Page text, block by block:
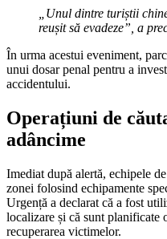
„Unul dintre turiștii
reușit să evadeze”, a
În urma acestui eveniment,
unui dosar penal pentru a
accidentului.
Operațiuni de
adâncime
Imediat după alertă, echipele
zonei folosind echipamente
Urgență a declarat că a fost
localizare și că sunt planificate
recuperarea victimelor.